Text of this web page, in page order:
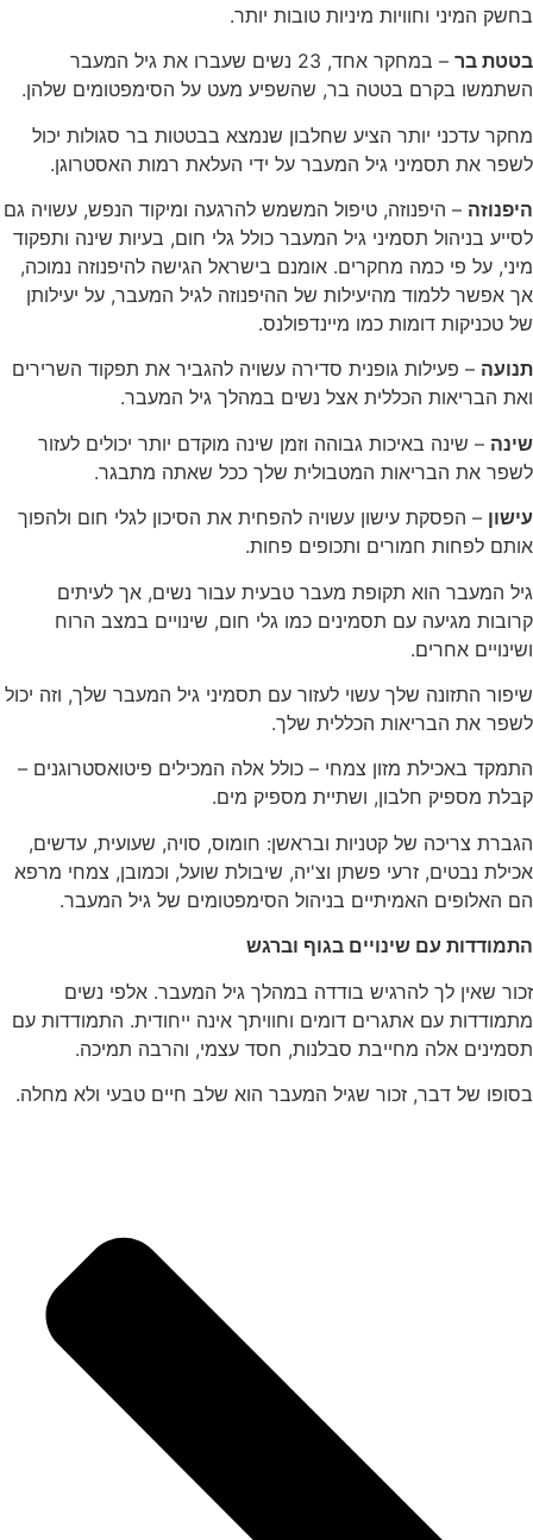
בחשק המיני וחוויות מיניות טובות יותר.
בטטת בר
– במחקר אחד, 23 נשים שעברו את גיל המעבר
השתמשו בקרם בטטה בר, שהשפיע מעט על הסימפטומים שלהן.
מחקר עדכני יותר הציע שחלבון שנמצא בבטטות בר סגולות יכול
לשפר את תסמיני גיל המעבר על ידי העלאת רמות האסטרוגן.
היפנוזה – היפנוזה, טיפול המשמש להרגעה ומיקוד הנפש, עשויה גם
לסייע בניהול תסמיני גיל המעבר כולל גלי חום, בעיות שינה ותפקוד
מיני, על פי כמה מחקרים. אומנם בישראל הגישה להיפנוזה נמוכה,
אך אפשר ללמוד מהיעילות של ההיפנוזה לגיל המעבר, על יעילותן
של טכניקות דומות כמו מיינדפולנס.
תנועה – פעילות גופנית סדירה עשויה להגביר את תפקוד השרירים
ואת הבריאות הכללית אצל נשים במהלך גיל המעבר.
שינה – שינה באיכות גבוהה וזמן שינה מוקדם יותר יכולים לעזור
לשפר את הבריאות המטבולית שלך ככל שאתה מתבגר.
עישון – הפסקת עישון עשויה להפחית את הסיכון לגלי חום ולהפוך
אותם לפחות חמורים ותכופים פחות.
גיל המעבר הוא תקופת מעבר טבעית עבור נשים, אך לעיתים
קרובות מגיעה עם תסמינים כמו גלי חום, שינויים במצב הרוח
ושינויים אחרים.
שיפור התזונה שלך עשוי לעזור עם תסמיני גיל המעבר שלך, וזה יכול
לשפר את הבריאות הכללית שלך.
התמקד באכילת מזון צמחי – כולל אלה המכילים פיטואסטרוגנים –
קבלת מספיק חלבון, ושתיית מספיק מים.
הגברת צריכה של קטניות ובראשן: חומוס, סויה, שעועית, עדשים,
אכילת נבטים, זרעי פשתן וצ'יה, שיבולת שועל, וכמובן, צמחי מרפא
הם האלופים האמיתיים בניהול הסימפטומים של גיל המעבר.
התמודדות עם שינויים בגוף וברגש
זכור שאין לך להרגיש בודדה במהלך גיל המעבר. אלפי נשים
מתמודדות עם אתגרים דומים וחוויתך אינה ייחודית. התמודדות עם
תסמינים אלה מחייבת סבלנות, חסד עצמי, והרבה תמיכה.
בסופו של דבר, זכור שגיל המעבר הוא שלב חיים טבעי ולא מחלה.